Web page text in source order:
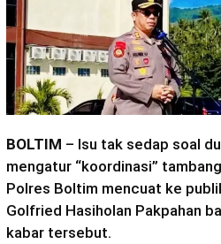
BOLTIM – Isu tak sedap soal
mengatur “koordinasi”
Polres Boltim mencuat ke
Golfried Hasiholan Pakpahan
kabar tersebut.